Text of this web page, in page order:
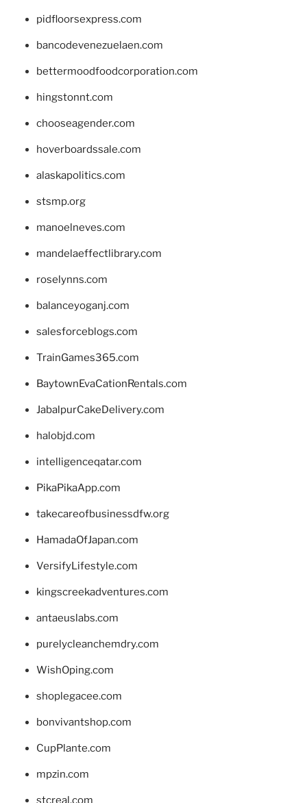
pidfloorsexpress.com
bancodevenezuelaen.com
bettermoodfoodcorporation.com
hingstonnt.com
chooseagender.com
hoverboardssale.com
alaskapolitics.com
stsmp.org
manoelneves.com
mandelaeffectlibrary.com
roselynns.com
balanceyoganj.com
salesforceblogs.com
TrainGames365.com
BaytownEvaCationRentals.com
JabalpurCakeDelivery.com
halobjd.com
intelligenceqatar.com
PikaPikaApp.com
takecareofbusinessdfw.org
HamadaOfJapan.com
VersifyLifestyle.com
kingscreekadventures.com
antaeuslabs.com
purelycleanchemdry.com
WishOping.com
shoplegacee.com
bonvivantshop.com
CupPlante.com
mpzin.com
stcreal.com